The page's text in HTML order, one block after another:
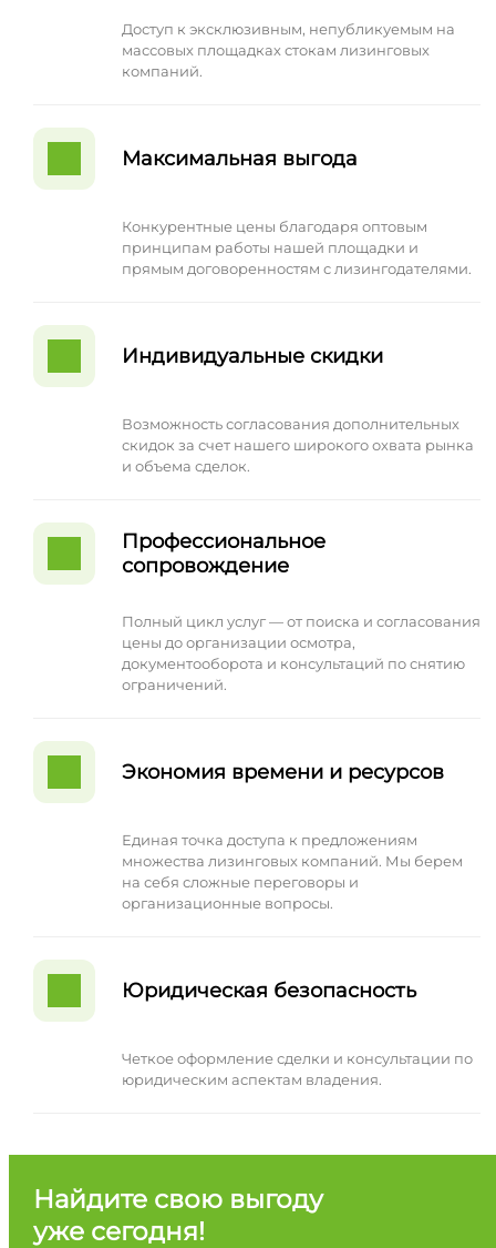
Доступ к эксклюзивным, непубликуемым на
массовых площадках стокам лизинговых
компаний.
Максимальная выгода
Конкурентные цены благодаря оптовым
принципам работы нашей площадки и
прямым договоренностям с лизингодателями.
Индивидуальные скидки
Возможность согласования дополнительных
скидок за счет нашего широкого охвата рынка
и объема сделок.
Профессиональное
сопровождение
Полный цикл услуг — от поиска и согласования
цены до организации осмотра,
документооборота и консультаций по снятию
ограничений.
Экономия времени и ресурсов
Единая точка доступа к предложениям
множества лизинговых компаний. Мы берем
на себя сложные переговоры и
организационные вопросы.
Юридическая безопасность
Четкое оформление сделки и консультации по
юридическим аспектам владения.
Найдите свою выгоду
уже сегодня!